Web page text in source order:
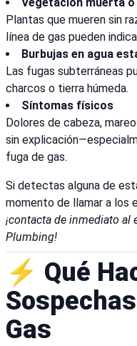
Plantas que mueren sin
línea de gas pueden
Burbujas en agua
Las fugas subterráneas
charcos o tierra húmeda.
Síntomas físicos
Dolores de cabeza,
sin
fuga de gas.
Si detectas alguna de
momento de llamar a los
¡contacta de inmediato al
Plumbing!
⚡ Qué
Gas